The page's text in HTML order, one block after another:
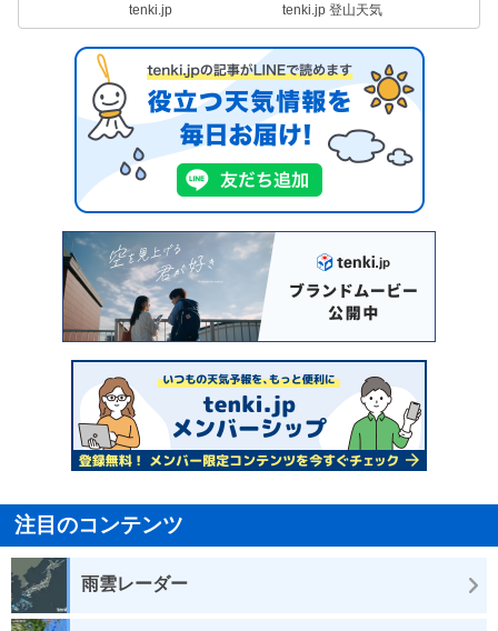
tenki.jp tenki.jp 登山天気
注目のコンテンツ
雨雲レーダー